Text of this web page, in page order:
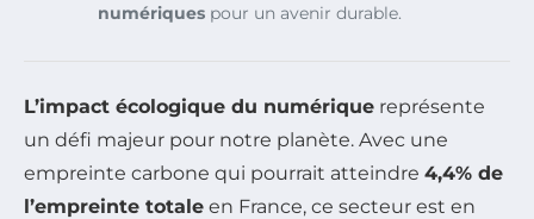
numériques pour un avenir durable.
L’impact écologique du numérique représente
un défi majeur pour notre planète. Avec une
empreinte carbone qui pourrait atteindre 4,4% de
l’empreinte totale en France, ce secteur est en